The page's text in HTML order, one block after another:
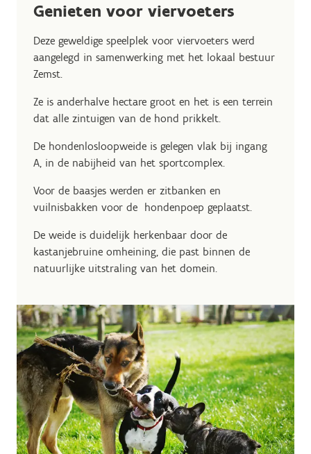
Genieten voor viervoeters
Deze geweldige speelplek voor viervoeters werd
aangelegd in samenwerking met het lokaal bestuur
Zemst.
Ze is anderhalve hectare groot en het is een terrein
dat alle zintuigen van de hond prikkelt.
De hondenlosloopweide is gelegen vlak bij ingang
A, in de nabijheid van het sportcomplex.
Voor de baasjes werden er zitbanken en
vuilnisbakken voor de hondenpoep geplaatst.
De weide is duidelijk herkenbaar door de
kastanjebruine omheining, die past binnen de
natuurlijke uitstraling van het domein.